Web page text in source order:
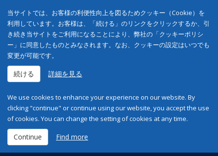
当サイトでは、お客様の利便性向上を図るためクッキー（Cookie）を
利用しています。お客様は、「続ける」のリンクをクリックするか、引
き続き当サイトをご利用になることにより、弊社の「クッキーポリシ
ー」に同意したものとみなされます。なお、クッキーの設定はいつでも
変更が可能です。
続ける 詳細を見る
We use cookies to enhance your experience on our website. By
clicking "continue" or continue using our website, you accept the use
of cookies. You can change the setting of cookies at any time.
Continue Find more